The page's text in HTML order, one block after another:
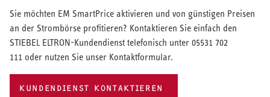
Sie möchten EM SmartPrice aktivieren und von günstigen Preisen
an der Strombörse profitieren? Kontaktieren Sie einfach den
STIEBEL ELTRON-Kundendienst telefonisch unter 05531 702
111 oder nutzen Sie unser Kontaktformular.
KUNDENDIENST KONTAKTIEREN